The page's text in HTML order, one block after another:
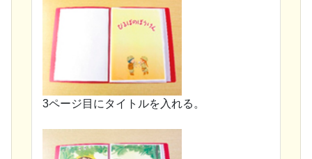
3ページ目にタイトルを入れる。